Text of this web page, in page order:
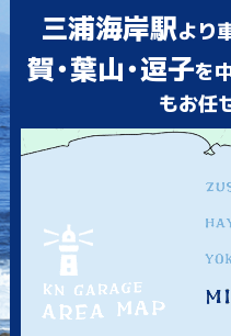
三浦海岸駅より
賀・葉山・逗子を
もお任